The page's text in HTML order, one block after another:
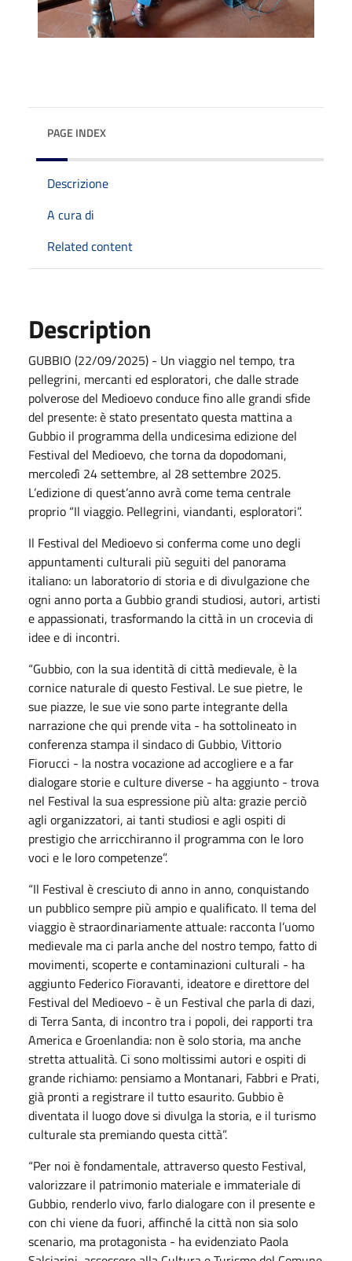
PAGE INDEX
Descrizione
A cura di
Related content
Description
GUBBIO (22/09/2025) - Un viaggio nel tempo, tra
pellegrini, mercanti ed esploratori, che dalle strade
polverose del Medioevo conduce fino alle grandi sfide
del presente: è stato presentato questa mattina a
Gubbio il programma della undicesima edizione del
Festival del Medioevo, che torna da dopodomani,
mercoledì 24 settembre, al 28 settembre 2025.
L’edizione di quest’anno avrà come tema centrale
proprio “Il viaggio. Pellegrini, viandanti, esploratori”.
Il Festival del Medioevo si conferma come uno degli
appuntamenti culturali più seguiti del panorama
italiano: un laboratorio di storia e di divulgazione che
ogni anno porta a Gubbio grandi studiosi, autori, artisti
e appassionati, trasformando la città in un crocevia di
idee e di incontri.
“Gubbio, con la sua identità di città medievale, è la
cornice naturale di questo Festival. Le sue pietre, le
sue piazze, le sue vie sono parte integrante della
narrazione che qui prende vita - ha sottolineato in
conferenza stampa il sindaco di Gubbio, Vittorio
Fiorucci - la nostra vocazione ad accogliere e a far
dialogare storie e culture diverse - ha aggiunto - trova
nel Festival la sua espressione più alta: grazie perciò
agli organizzatori, ai tanti studiosi e agli ospiti di
prestigio che arricchiranno il programma con le loro
voci e le loro competenze”.
“Il Festival è cresciuto di anno in anno, conquistando
un pubblico sempre più ampio e qualificato. Il tema del
viaggio è straordinariamente attuale: racconta l’uomo
medievale ma ci parla anche del nostro tempo, fatto di
movimenti, scoperte e contaminazioni culturali - ha
aggiunto Federico Fioravanti, ideatore e direttore del
Festival del Medioevo - è un Festival che parla di dazi,
di Terra Santa, di incontro tra i popoli, dei rapporti tra
America e Groenlandia: non è solo storia, ma anche
stretta attualità. Ci sono moltissimi autori e ospiti di
grande richiamo: pensiamo a Montanari, Fabbri e Prati,
già pronti a registrare il tutto esaurito. Gubbio è
diventata il luogo dove si divulga la storia, e il turismo
culturale sta premiando questa città”.
“Per noi è fondamentale, attraverso questo Festival,
valorizzare il patrimonio materiale e immateriale di
Gubbio, renderlo vivo, farlo dialogare con il presente e
con chi viene da fuori, affinché la città non sia solo
scenario, ma protagonista - ha evidenziato Paola